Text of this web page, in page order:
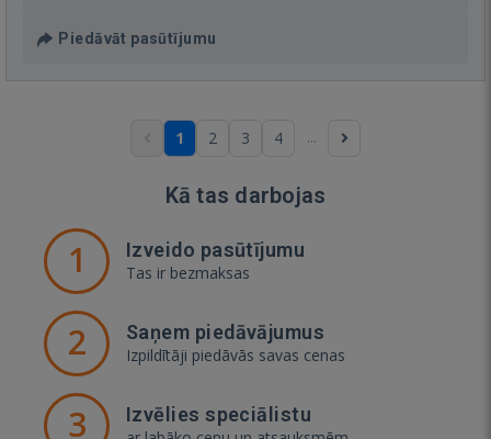
Piedāvāt pasūtījumu
1 2 3 4 ...
Kā tas darbojas
1 Izveido pasūtījumu
Tas ir bezmaksas
2 Saņem piedāvājumus
Izpildītāji piedāvās savas cenas
3 Izvēlies speciālistu